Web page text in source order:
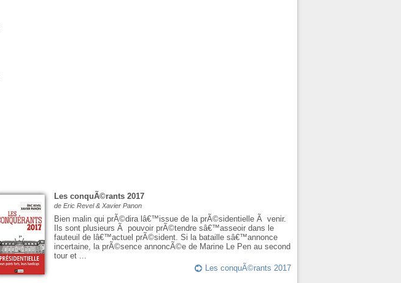
Les conquÃ©rants 2017
de Eric Revel & Xavier Panon
Bien malin qui prÃ©dira lâ€™issue de la prÃ©sidentielle Ã venir.
Ils sont plusieurs Ã pouvoir prÃ©tendre sâ€™asseoir dans le
fauteuil de lâ€™actuel prÃ©sident. Si la bataille sâ€™annonce
incertaine, la prÃ©sence annoncÃ©e de Marine Le Pen au second
tour et ...
Les conquÃ©rants 2017